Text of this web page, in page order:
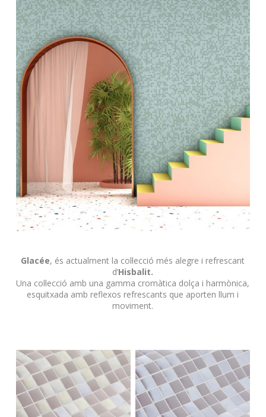
Glacée, és actualment la col·lecció més alegre i refrescant
d’Hisbalit.
Una col·lecció amb una gamma cromàtica dolça i harmònica,
esquitxada amb reflexos refrescants que aporten llum i
moviment.